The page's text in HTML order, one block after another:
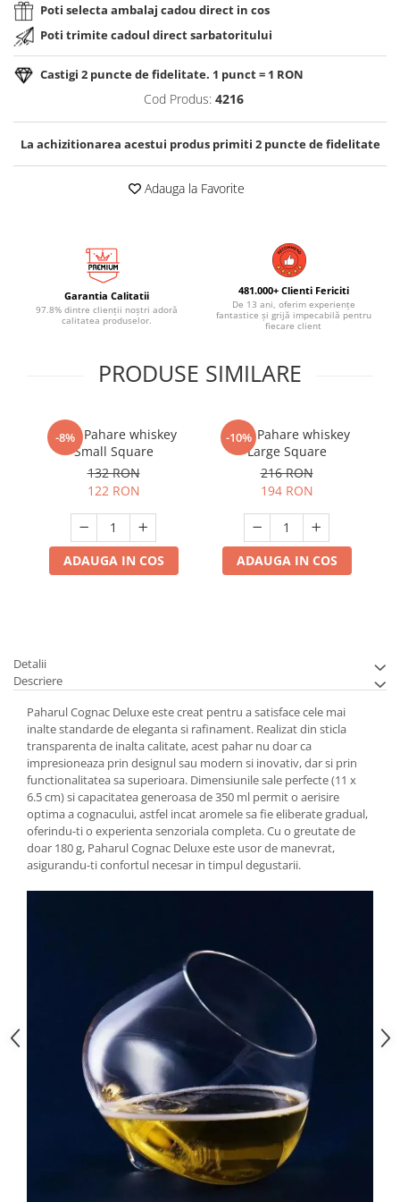
Poti selecta ambalaj cadou direct in cos
Poti trimite cadoul direct sarbatoritului
Castigi 2 puncte de fidelitate. 1 punct = 1 RON
Cod Produs: 4216
La achizitionarea acestui produs primiti 2puncte de fidelitate
Adauga la Favorite
Garantia Calitatii
97.8% dintre clienții noștri adoră
calitatea produselor.
481.000+ Clienti Fericiti
De 13 ani, oferim experiențe
fantastice și grijă impecabilă pentru
fiecare client
PRODUSE SIMILARE
-8%
Set 4 Pahare whiskey
Small Square
132 RON
122 RON
ADAUGA IN COS
-10%
Set 6 Pahare whiskey
Large Square
216 RON
194 RON
ADAUGA IN COS
Detalii
Descriere
Paharul Cognac Deluxe este creat pentru a satisface cele mai
inalte standarde de eleganta si rafinament. Realizat din sticla
transparenta de inalta calitate, acest pahar nu doar ca
impresioneaza prin designul sau modern si inovativ, dar si prin
functionalitatea sa superioara. Dimensiunile sale perfecte (11 x
6.5 cm) si capacitatea generoasa de 350 ml permit o aerisire
optima a cognacului, astfel incat aromele sa fie eliberate gradual,
oferindu-ti o experienta senzoriala completa. Cu o greutate de
doar 180 g, Paharul Cognac Deluxe este usor de manevrat,
asigurandu-ti confortul necesar in timpul degustarii.